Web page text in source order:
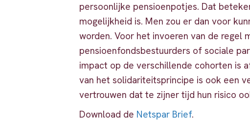
persoonlijke pensioenpotjes. Dat
mogelijkheid is. Men zou er dan voor
worden. Voor het invoeren van de
pensioenfondsbestuurders of sociale
impact op de verschillende cohorten is
van het solidariteitsprincipe is ook een
vertrouwen dat te zijner tijd hun risico
Download de Netspar Brief.